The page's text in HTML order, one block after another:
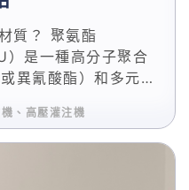
質？ 聚氨酯
是一種高分子聚合
異氰酸酯）和多元醇
棉、彈性體、流體塗
、高壓灌注機